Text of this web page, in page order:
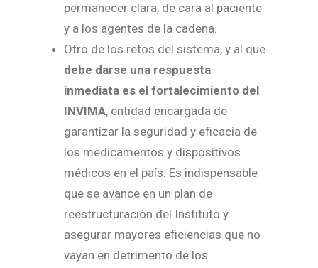
permanecer clara, de cara al paciente
y a los agentes de la cadena.
Otro de los retos del sistema, y al que
debe darse una respuesta
inmediata es el fortalecimiento del
INVIMA, entidad encargada de
garantizar la seguridad y eficacia de
los medicamentos y dispositivos
médicos en el país. Es indispensable
que se avance en un plan de
reestructuración del Instituto y
asegurar mayores eficiencias que no
vayan en detrimento de los